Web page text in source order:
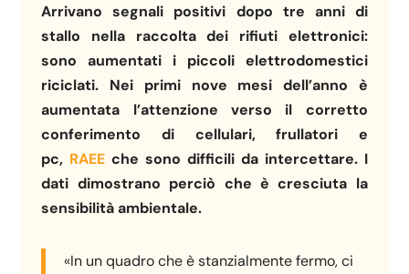
Arrivano segnali positivi dopo tre anni di
stallo nella raccolta dei rifiuti elettronici:
sono aumentati i piccoli elettrodomestici
riciclati. Nei primi nove mesi dell’anno è
aumentata l’attenzione verso il corretto
conferimento di cellulari, frullatori e
pc, RAEE che sono difficili da intercettare. I
dati dimostrano perciò che è cresciuta la
sensibilità ambientale.
«In un quadro che è stanzialmente fermo, ci